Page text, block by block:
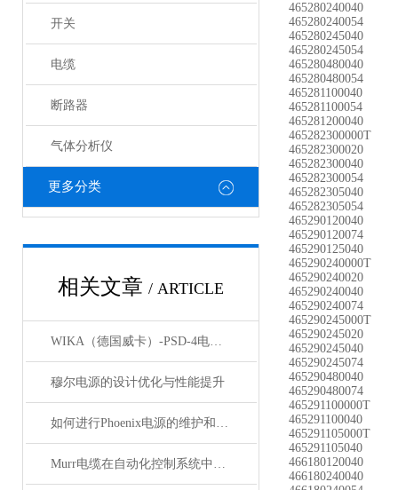
开关
电缆
断路器
气体分析仪
更多分类
相关文章 / ARTICLE
WIKA（德国威卡）-PSD-4电子压力开关
穆尔电源的设计优化与性能提升
如何进行Phoenix电源的维护和保养？
Murr电缆在自动化控制系统中的应用
465280240040
465280240054
465280245040
465280245054
465280480040
465280480054
465281100040
465281100054
465281200040
465282300000T
465282300020
465282300040
465282300054
465282305040
465282305054
465290120040
465290120074
465290125040
465290240000T
465290240020
465290240040
465290240074
465290245000T
465290245020
465290245040
465290245074
465290480040
465290480074
465291100000T
465291100040
465291105000T
465291105040
466180120040
466180240040